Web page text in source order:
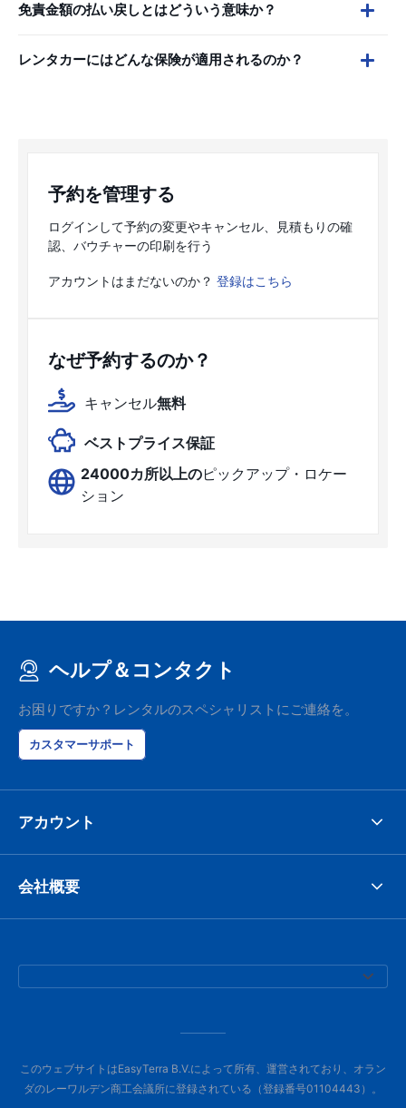
免責金額の払い戻しとはどういう意味か？
レンタカーにはどんな保険が適用されるのか？
予約を管理する
ログインして予約の変更やキャンセル、見積もりの確
認、バウチャーの印刷を行う
アカウントはまだないのか？ 登録はこちら
なぜ予約するのか？
キャンセル無料
ベストプライス保証
24000カ所以上のピックアップ・ロケー
ション
ヘルプ＆コンタクト
お困りですか？レンタルのスペシャリストにご連絡を。
カスタマーサポート
アカウント
会社概要
このウェブサイトはEasyTerra B.V.によって所有、運営されており、オラン
ダのレーワルデン商工会議所に登録されている（登録番号01104443）。